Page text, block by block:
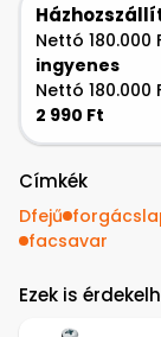
Nettó
ingyenes
Nettó
2 990 Ft
Címkék
Dfejű
facsavar
Ezek is